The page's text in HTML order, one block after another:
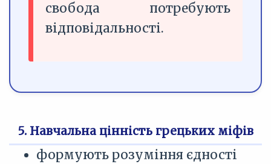
свобода потребують
відповідальності.
5. Навчальна цінність грецьких міфів
формують розуміння єдності